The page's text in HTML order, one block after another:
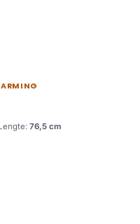
76,5 cm